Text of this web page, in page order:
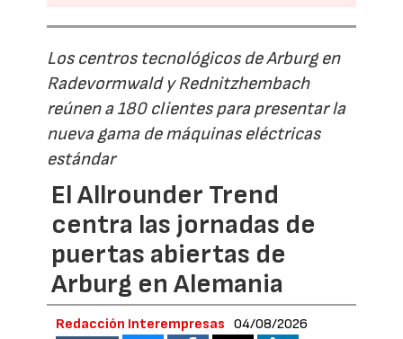
Los centros tecnológicos de Arburg en
Radevormwald y Rednitzhembach
reúnen a 180 clientes para presentar la
nueva gama de máquinas eléctricas
estándar
El Allrounder Trend
centra las jornadas de
puertas abiertas de
Arburg en Alemania
Redacción Interempresas 04/08/2026